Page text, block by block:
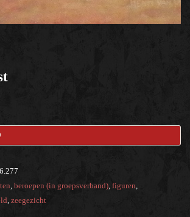
beroepen (in groepsverband) figuren
zeegezicht